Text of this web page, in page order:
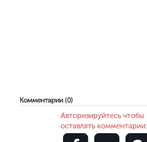
Комментарии (0)
Авторизируйтесь чтобы
оставлять комментарии: